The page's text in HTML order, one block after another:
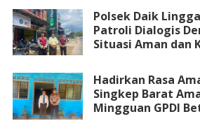
Polsek Daik
Patroli Dialogis
Situasi Aman dan
Hadirkan Rasa
Singkep Barat
Mingguan GPDI